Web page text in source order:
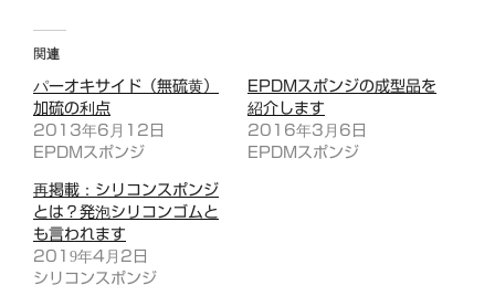
関連
パーオキサイド（無硫黄）
加硫の利点
2013年6月12日
EPDMスポンジ
EPDMスポンジの成型品を
紹介します
2016年3月6日
EPDMスポンジ
再掲載：シリコンスポンジ
とは？発泡シリコンゴムと
も言われます
2019年4月2日
シリコンスポンジ